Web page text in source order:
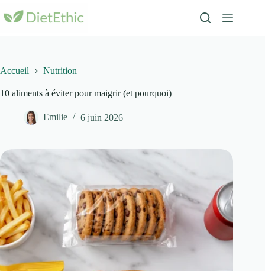
au
contenu
Accueil Nutrition
10 aliments à éviter pour maigrir (et pourquoi)
Emilie 6 juin 2026